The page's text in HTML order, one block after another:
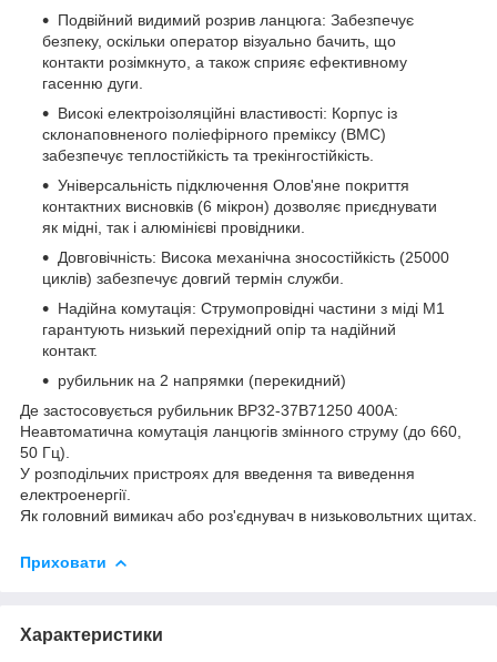
Подвійний видимий розрив ланцюга: Забезпечує
безпеку, оскільки оператор візуально бачить, що
контакти розімкнуто, а також сприяє ефективному
гасенню дуги.
Високі електроізоляційні властивості: Корпус із
склонаповненого поліефірного преміксу (ВМС)
забезпечує теплостійкість та трекінгостійкість.
Універсальність підключення Олов'яне покриття
контактних висновків (6 мікрон) дозволяє приєднувати
як мідні, так і алюмінієві провідники.
Довговічність: Висока механічна зносостійкість (25000
циклів) забезпечує довгий термін служби.
Надійна комутація: Струмопровідні частини з міді М1
гарантують низький перехідний опір та надійний
контакт.
рубильник на 2 напрямки (перекидний)
Де застосовується рубильник ВР32-37В71250 400А:
Неавтоматична комутація ланцюгів змінного струму (до 660,
50 Гц).
У розподільчих пристроях для введення та виведення
електроенергії.
Як головний вимикач або роз'єднувач в низьковольтних щитах.
Приховати
Характеристики